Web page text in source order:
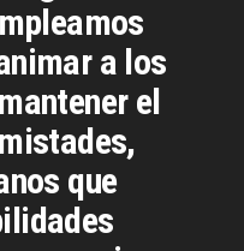
a los
el
que